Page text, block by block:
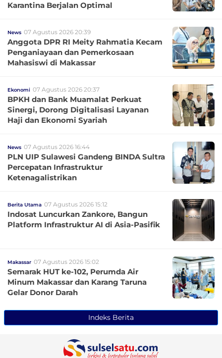
Karantina Berjalan Optimal
News 07 Agustus 2026 20:39
Anggota DPR RI Meity Rahmatia Kecam
Penganiayaan dan Pemerkosaan
Mahasiswi di Makassar
Ekonomi 07 Agustus 2026 20:37
BPKH dan Bank Muamalat Perkuat
Sinergi, Dorong Digitalisasi Layanan
Haji dan Ekonomi Syariah
News 07 Agustus 2026 16:44
PLN UIP Sulawesi Gandeng BINDA Sultra
Percepatan Infrastruktur
Ketenagalistrikan
Berita Utama 07 Agustus 2026 15:12
Indosat Luncurkan Zankore, Bangun
Platform Infrastruktur AI di Asia-Pasifik
Makassar 07 Agustus 2026 15:02
Semarak HUT ke-102, Perumda Air
Minum Makassar dan Karang Taruna
Gelar Donor Darah
Indeks Berita